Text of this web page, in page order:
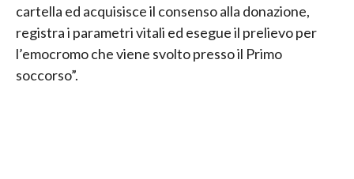
cartella ed acquisisce il consenso alla donazione,
registra i parametri vitali ed esegue il prelievo per
l’emocromo che viene svolto presso il Primo
soccorso”.